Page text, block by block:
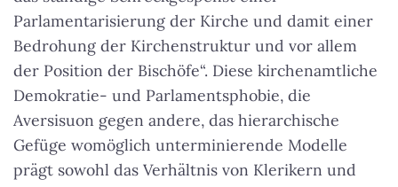
Parlamentarisierung der Kirche und damit einer
Bedrohung der Kirchenstruktur und vor allem
der Position der Bischöfe“. Diese kirchenamtliche
Demokratie- und Parlamentsphobie, die
Aversisuon gegen andere, das hierarchische
Gefüge womöglich unterminierende Modelle
prägt sowohl das Verhältnis von Klerikern und